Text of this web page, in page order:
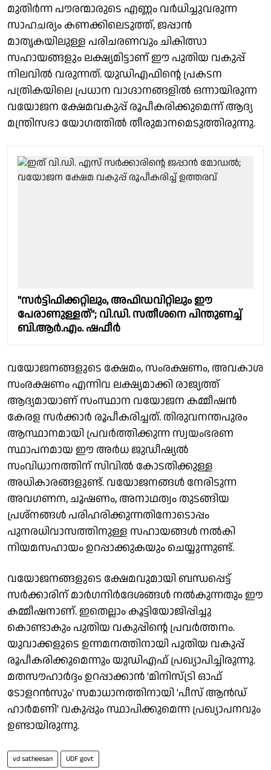
മുതിർന്ന പൗരന്മാരുടെ എണ്ണം വർധിച്ചുവരുന്ന
സാഹചര്യം കണക്കിലെടുത്ത്, ജപ്പാൻ
മാതൃകയിലുള്ള പരിചരണവും ചികിത്സാ
സഹായങ്ങളും ലക്ഷ്യമിട്ടാണ് ഈ പുതിയ വകുപ്പ്
നിലവിൽ വരുന്നത്. യുഡിഎഫിന്റെ പ്രകടന
പത്രികയിലെ പ്രധാന വാഗ്ദാനങ്ങളിൽ ഒന്നായിരുന്ന
വയോജന ക്ഷേമവകുപ്പ് രൂപീകരിക്കുമെന്ന് ആദ്യ
മന്ത്രിസഭാ യോഗത്തിൽ തീരുമാനമെടുത്തിരുന്നു.
"സർട്ടിഫിക്കറ്റിലും, അഫിഡവിറ്റിലും ഈ
പേരാണുള്ളത്"; വി.ഡി. സതീശനെ പിന്തുണച്ച്
ബി.ആർ.എം. ഷഫീർ
വയോജനങ്ങളുടെ ക്ഷേമം, സംരക്ഷണം, അവകാശ
സംരക്ഷണം എന്നിവ ലക്ഷ്യമാക്കി രാജ്യത്ത്
ആദ്യമായാണ് സംസ്ഥാന വയോജന കമ്മീഷൻ
കേരള സർക്കാർ രൂപീകരിച്ചത്. തിരുവനന്തപുരം
ആസ്ഥാനമായി പ്രവർത്തിക്കുന്ന സ്വയംഭരണ
സ്ഥാപനമായ ഈ അർധ ജുഡീഷ്യൽ
സംവിധാനത്തിന് സിവിൽ കോടതിക്കുള്ള
അധികാരങ്ങളുണ്ട്. വയോജനങ്ങൾ നേരിടുന്ന
അവഗണന, ചൂഷണം, അനാഥത്വം തുടങ്ങിയ
പ്രശ്‌നങ്ങൾ പരിഹരിക്കുന്നതിനോടൊപ്പം
പുനരധിവാസത്തിനുള്ള സഹായങ്ങൾ നൽകി
നിയമസഹായം ഉറപ്പാക്കുകയും ചെയ്യുന്നുണ്ട്.
വയോജനങ്ങളുടെ ക്ഷേമവുമായി ബന്ധപ്പെട്ട്
സർക്കാരിന് മാർഗനിർദേശങ്ങൾ നൽകുന്നതും ഈ
കമ്മീഷനാണ്. ഇതെല്ലാം കൂട്ടിയോജിപ്പിച്ചു
കൊണ്ടാകും പുതിയ വകുപ്പിന്റെ പ്രവർത്തനം.
യുവാക്കളുടെ ഉന്നമനത്തിനായി പുതിയ വകുപ്പ്
രൂപീകരിക്കുമെന്നും യുഡിഎഫ് പ്രഖ്യാപിച്ചിരുന്നു.
മതസൗഹാർദ്ദം ഉറപ്പാക്കാൻ 'മിനിസ്ട്രി ഓഫ്
ടോളറൻസും' സമാധാനത്തിനായി 'പീസ് ആൻഡ്
ഹാർമണി' വകുപ്പും സ്ഥാപിക്കുമെന്ന പ്രഖ്യാപനവും
ഉണ്ടായിരുന്നു.
vd satheesan UDF govt